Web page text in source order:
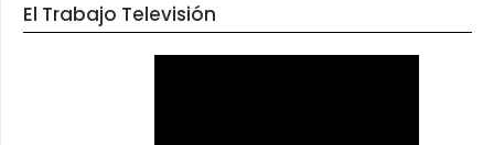
El Trabajo Televisión